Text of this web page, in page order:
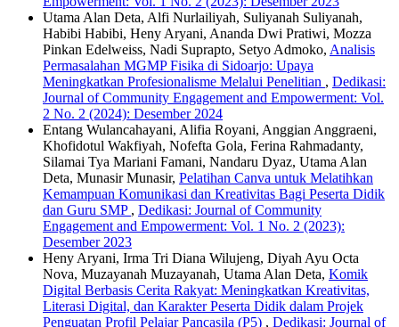
Utama Alan Deta, Alfi Nurlailiyah, Suliyanah Suliyanah,
Habibi Habibi, Heny Aryani, Ananda Dwi Pratiwi, Mozza
Pinkan Edelweiss, Nadi Suprapto, Setyo Admoko, Analisis
Permasalahan MGMP Fisika di Sidoarjo: Upaya
Meningkatkan Profesionalisme Melalui Penelitian , Dedikasi:
Journal of Community Engagement and Empowerment: Vol.
2 No. 2 (2024): Desember 2024
Entang Wulancahayani, Alifia Royani, Anggian Anggraeni,
Khofidotul Wakfiyah, Nofefta Gola, Ferina Rahmadanty,
Silamai Tya Mariani Famani, Nandaru Dyaz, Utama Alan
Deta, Munasir Munasir, Pelatihan Canva untuk Melatihkan
Kemampuan Komunikasi dan Kreativitas Bagi Peserta Didik
dan Guru SMP , Dedikasi: Journal of Community
Engagement and Empowerment: Vol. 1 No. 2 (2023):
Desember 2023
Heny Aryani, Irma Tri Diana Wilujeng, Diyah Ayu Octa
Nova, Muzayanah Muzayanah, Utama Alan Deta, Komik
Digital Berbasis Cerita Rakyat: Meningkatkan Kreativitas,
Literasi Digital, dan Karakter Peserta Didik dalam Projek
Penguatan Profil Pelajar Pancasila (P5) , Dedikasi: Journal of